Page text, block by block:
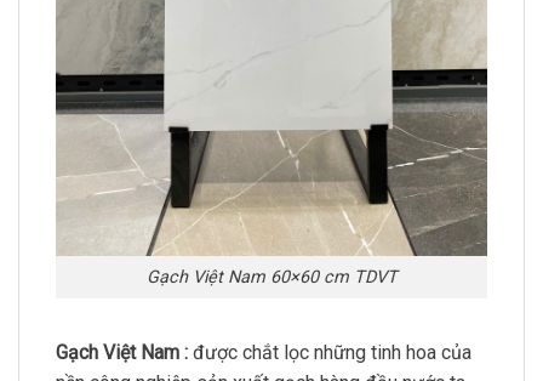
Gạch Việt Nam 60×60 cm TDVT
Gạch Việt Nam : được chắt lọc những tinh hoa của